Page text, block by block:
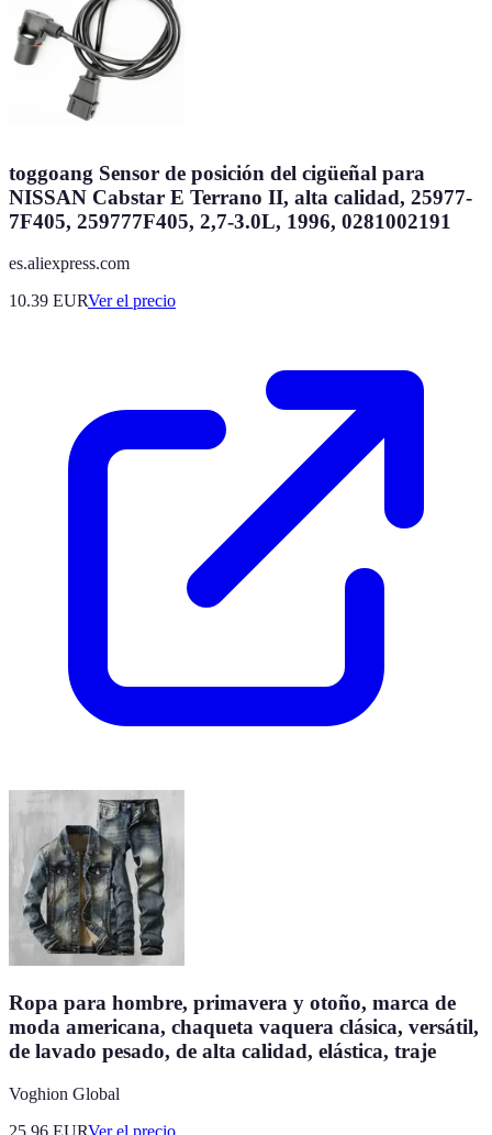
toggoang Sensor de posición del cigüeñal para
NISSAN Cabstar E Terrano II, alta calidad, 25977-
7F405, 259777F405, 2,7-3.0L, 1996, 0281002191
es.aliexpress.com
10.39 EURVer el precio
Ropa para hombre, primavera y otoño, marca de
moda americana, chaqueta vaquera clásica, versátil,
de lavado pesado, de alta calidad, elástica, traje
Voghion Global
25.96 EURVer el precio